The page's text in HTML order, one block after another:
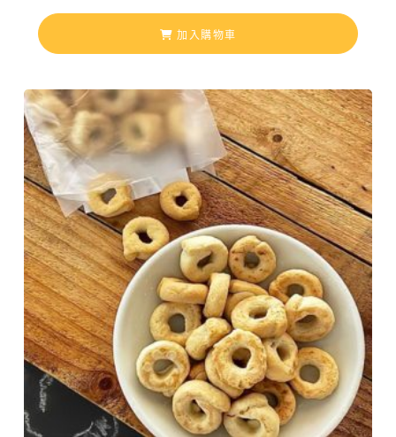
加入購物車